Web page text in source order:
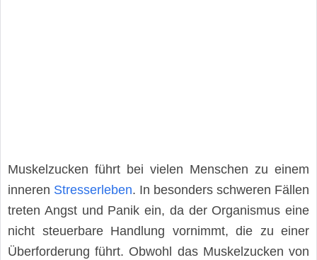
Muskelzucken führt bei vielen Menschen zu einem
inneren Stresserleben. In besonders schweren Fällen
treten Angst und Panik ein, da der Organismus eine
nicht steuerbare Handlung vornimmt, die zu einer
Überforderung führt. Obwohl das Muskelzucken von